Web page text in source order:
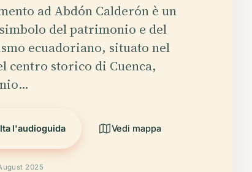
ad Abdón Calderón è un
del patrimonio e del
ecuadoriano, situato nel
centro storico di Cuenca,
l'audioguida Vedi mappa
2025